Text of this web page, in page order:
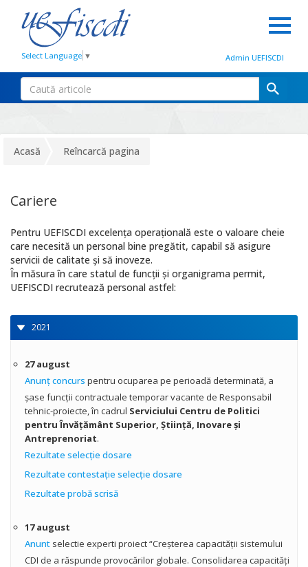
Select Language ▼ Admin UEFISCDI
Acasă Reîncarcă pagina
Cariere
Pentru UEFISCDI excelenţa operaţională este o valoare cheie
care necesită un personal bine pregătit, capabil să asigure
servicii de calitate şi să inoveze.
În măsura în care statul de funcții și organigrama permit,
UEFISCDI recrutează personal astfel:
2021
27 august
Anunț concurs pentru ocuparea pe perioadă determinată, a
şase funcţii contractuale temporar vacante de Responsabil
tehnic-proiecte, în cadrul Serviciului Centru de Politici
pentru Învăţământ Superior, Ştiinţă, Inovare şi
Antreprenoriat.
Rezultate selecţie dosare
Rezultate contestație selecție dosare
Rezultate probă scrisă
17 august
Anunt selectie experti proiect “Creșterea capacității sistemului
CDI de a răspunde provocărilor globale. Consolidarea capacități